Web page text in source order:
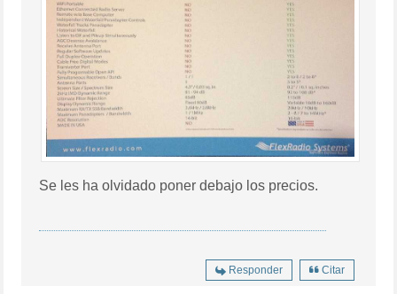
Se les ha olvidado poner debajo los precios.
Responder Citar